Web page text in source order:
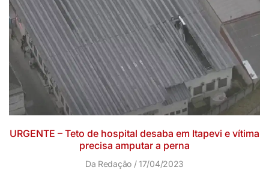
URGENTE – Teto de hospital desaba em Itapevi e vítima
precisa amputar a perna
Da Redação 17/04/2023